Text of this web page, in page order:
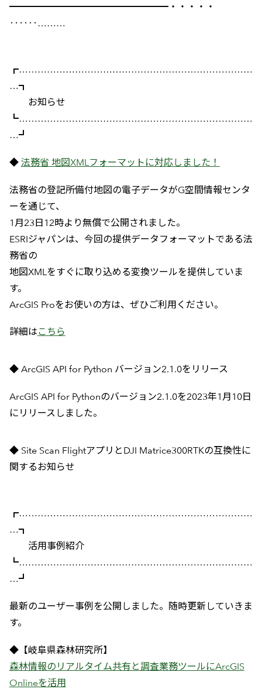
━━━━━━━━━━━━━━━━━・・・・・
‥‥‥………
┏…………………………………………………………………
…┓
お知らせ
┗…………………………………………………………………
…┛
◆ 法務省 地図XMLフォーマットに対応しました！
法務省の登記所備付地図の電子データがG空間情報センタ
ーを通じて、
1月23日12時より無償で公開されました。
ESRIジャパンは、今回の提供データフォーマットである法
務省の
地図XMLをすぐに取り込める変換ツールを提供していま
す。
ArcGIS Proをお使いの方は、ぜひご利用ください。
詳細は こちら
◆ ArcGIS API for Python バージョン2.1.0をリリース
ArcGIS API for Pythonのバージョン2.1.0を2023年1月10日
にリリースしました。
◆ Site Scan FlightアプリとDJI Matrice300RTKの互換性に
関するお知らせ
┏…………………………………………………………………
…┓
活用事例紹介
┗…………………………………………………………………
…┛
最新のユーザー事例を公開しました。随時更新していきま
す。
◆【岐阜県森林研究所】
森林情報のリアルタイム共有と調査業務ツールにArcGIS
Onlineを活用